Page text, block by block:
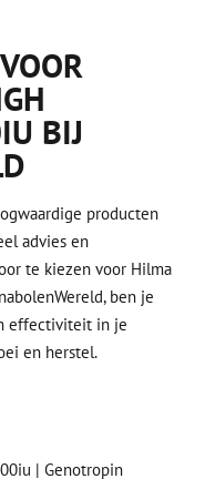
BIJ
producten
advies en
te kiezen voor Hilma
ben je
effectiviteit in je
en herstel.
| Genotropin